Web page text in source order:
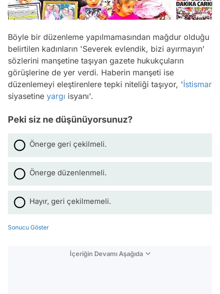
Böyle bir düzenleme yapılmamasından mağdur olduğu
belirtilen kadınların 'Severek evlendik, bizi ayırmayın'
sözlerini manşetine taşıyan gazete hukukçuların
görüşlerine de yer verdi. Haberin manşeti ise
düzenlemeyi eleştirenlere tepki niteliği taşıyor, 'İstismar
siyasetine yargı isyanı'.
Peki siz ne düşünüyorsunuz?
Önerge geri çekilmeli.
Önerge düzenlenmeli.
Hayır, geri çekilmemeli.
Sonucu Göster
İçeriğin Devamı Aşağıda